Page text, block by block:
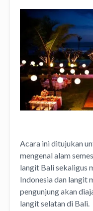
Acara ini ditujukan
mengenal alam
langit Bali sekaligus
Indonesia dan langit
pengunjung akan
langit selatan di Bali.